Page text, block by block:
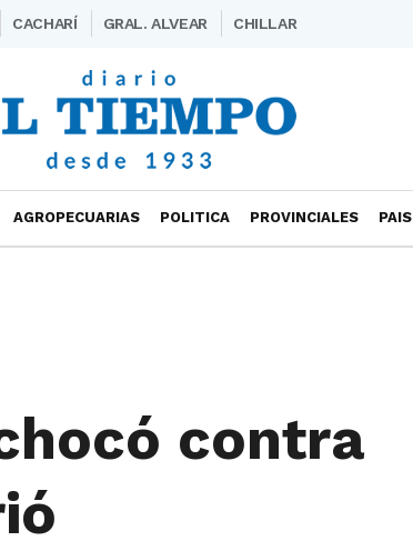
CACHARÍ GRAL. ALVEAR CHILLAR
AGROPECUARIAS POLITICA PROVINCIALES PAIS
contra